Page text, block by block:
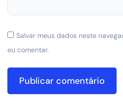
Salvar meus dados neste
eu comentar.